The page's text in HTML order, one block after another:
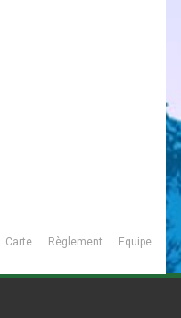
Carte Règlement Équipe